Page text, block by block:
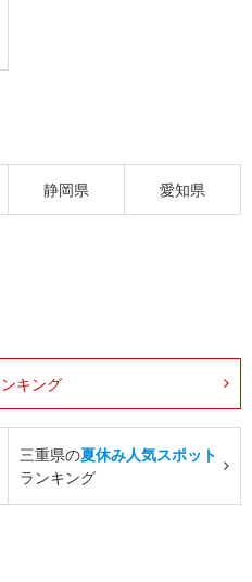
静岡県 愛知県
キング
三重県の夏休み人気スポット
ランキング